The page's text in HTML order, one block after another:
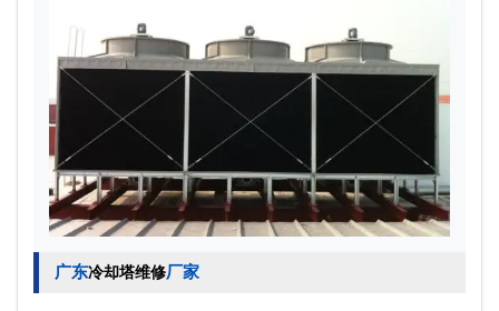
广东冷却塔维修厂家